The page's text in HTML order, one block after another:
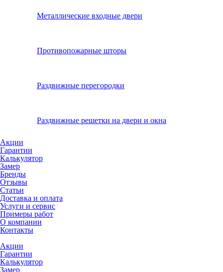
Металлические входные двери
Противопожарные шторы
Раздвижные перегородки
Раздвижные решетки на двери и окна
Акции
Гарантии
Калькулятор
Замер
Бренды
Отзывы
Статьи
Доставка и оплата
Услуги и сервис
Примеры работ
О компании
Контакты
Акции
Гарантии
Калькулятор
Замер